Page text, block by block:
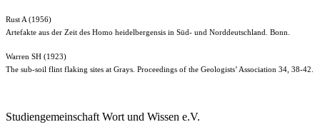
Rust A (1956)
Artefakte aus der Zeit des Homo heidelbergensis in Süd- und Norddeutschland. Bonn.
Warren SH (1923)
The sub-soil flint flaking sites at Grays. Proceedings of the Geologists’ Association 34, 38-42.
Studiengemeinschaft Wort und Wissen e.V.